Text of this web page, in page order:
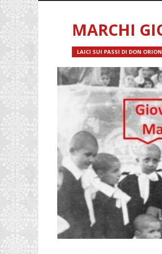
MARCHI
LAICI SUI PASSI DI DON